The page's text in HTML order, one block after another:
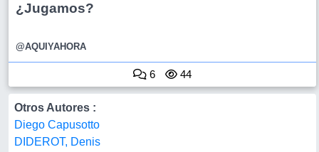
¿Jugamos?
@AQUIYAHORA
6 44
Otros Autores :
Diego Capusotto
DIDEROT, Denis